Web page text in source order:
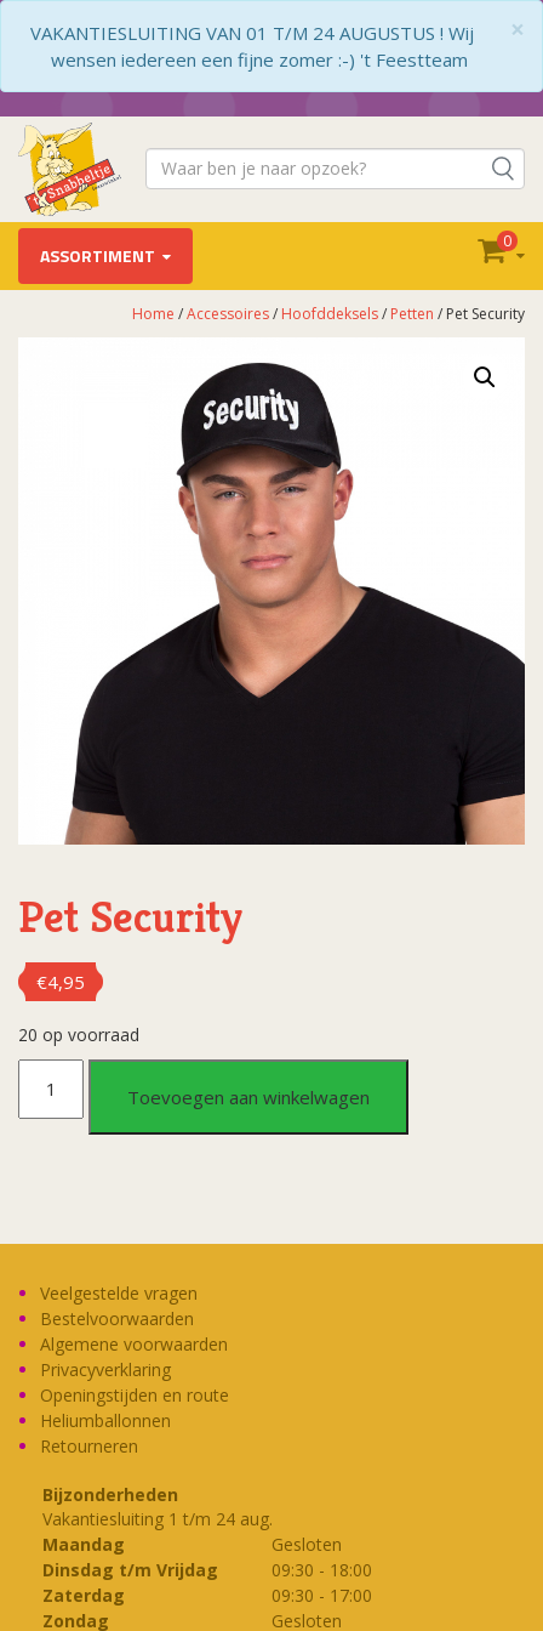
×
VAKANTIESLUITING VAN 01 T/M 24 AUGUSTUS ! Wij
wensen iedereen een fijne zomer :-) 't Feestteam
ASSORTIMENT
0
Home /Accessoires/ Hoofddeksels/ Petten / Pet Security
Pet Security
€4,95
20 op voorraad
Pet
Security
Toevoegen aan winkelwagen
Veelgestelde vragen
Bestelvoorwaarden
Algemene voorwaarden
Privacyverklaring
Openingstijden en route
Heliumballonnen
Retourneren
Bijzonderheden
Vakantiesluiting 1 t/m 24 aug.
Maandag
Gesloten
Dinsdag t/m Vrijdag
09:30 - 18:00
Zaterdag
09:30 - 17:00
Zondag
Gesloten